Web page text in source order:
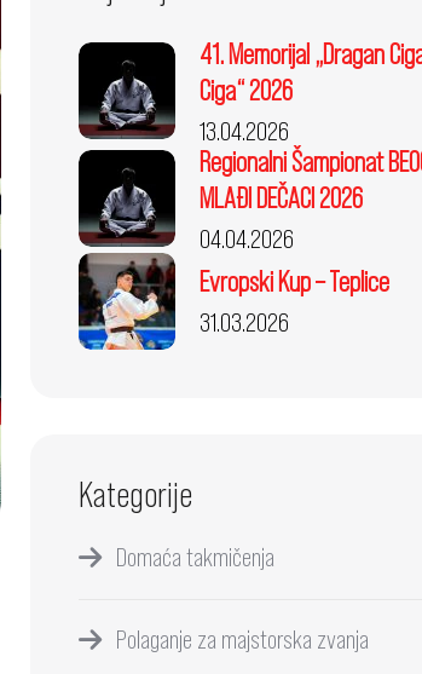
41. Memorijal „Dragan
Ciga“ 2026
13.04.2026
Regionalni Šampionat
MLAĐI DEČACI 2026
04.04.2026
Evropski Kup – Teplice
31.03.2026
Kategorije
Domaća takmičenja
Polaganje za majstorska zvanja